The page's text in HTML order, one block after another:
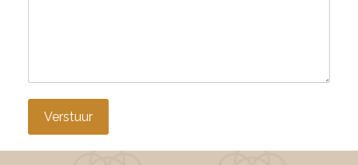
Verstuur